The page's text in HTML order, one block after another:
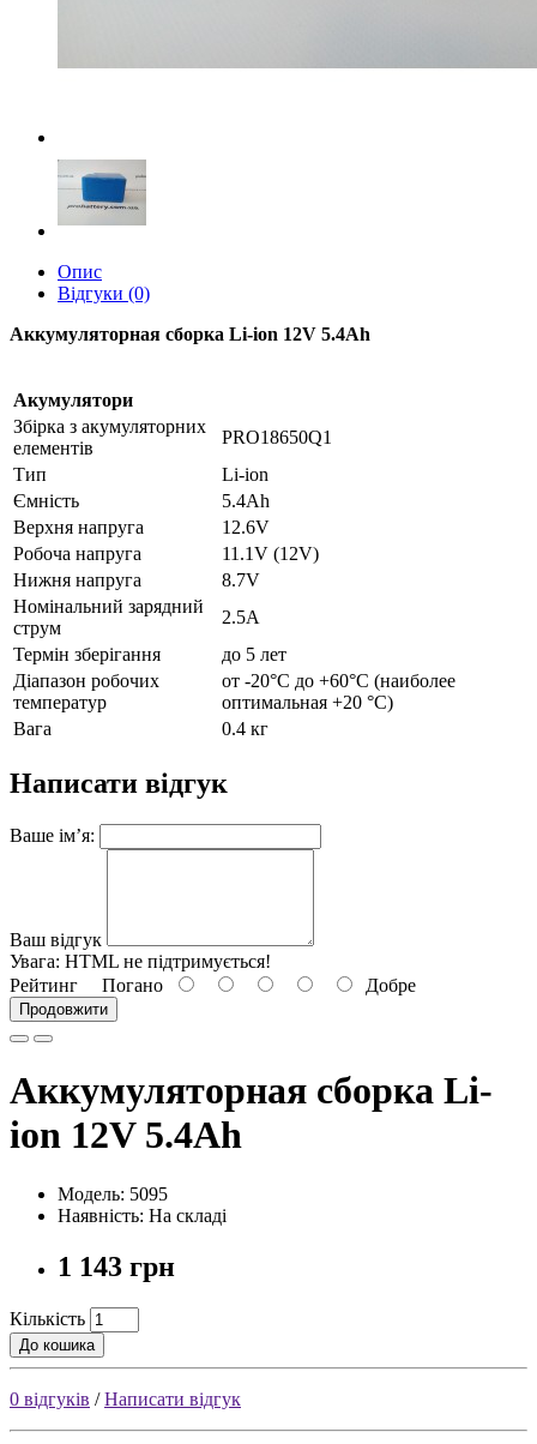
Опис
Відгуки (0)
Аккумуляторная сборка Li-ion 12V 5.4Ah
Акумулятори
Збірка з акумуляторних
елементів
PRO18650Q1
Тип
Li-ion
Ємність
5.4Ah
Верхня напруга
12.6V
Робоча напруга
11.1V (12V)
Нижня напруга
8.7V
Номінальний зарядний
струм
2.5А
Термін зберігання
до 5 лет
Діапазон робочих
температур
от -20°C до +60°C (наиболее
оптимальная +20 °C)
Вага
0.4 кг
Написати відгук
Ваше ім’я:
Ваш відгук
Увага: HTML не підтримується!
Рейтинг Погано Добре
Продовжити
Аккумуляторная сборка Li-
ion 12V 5.4Ah
Модель: 5095
Наявність: На складі
1 143 грн
Кількість
До кошика
0 відгуків /Написати відгук